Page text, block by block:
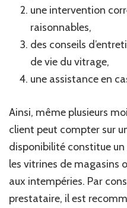
une intervention
raisonnables,
des conseils
de vie du vitrage,
une assistance en
Ainsi, même plusieurs
client peut compter sur
disponibilité constitue
les vitrines de magasins
aux intempéries. Par
prestataire, il est